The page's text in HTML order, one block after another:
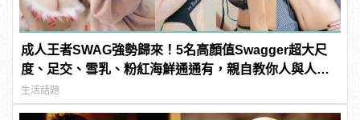
成人王者SWAG強勢歸來！5名高顏值Swagger超大尺
度、足交、雪乳、粉紅海鮮通通有，親自教你人與人的
連結！ | manfashion這樣變型男
生活話題